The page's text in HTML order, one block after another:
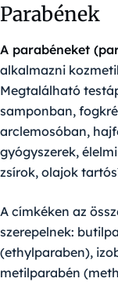
Parabének
A parabéneket
alkalmazni
Megtalálható
samponban,
arclemosóban,
gyógyszerek,
zsírok, olajok
A címkéken az
szerepelnek:
(ethylparaben),
metilparabén